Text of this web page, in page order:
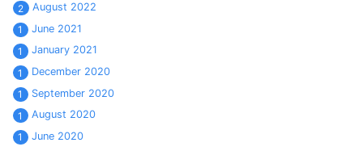
2
August 2022
1
June 2021
1
January 2021
1
December 2020
1
September 2020
1
August 2020
1
June 2020